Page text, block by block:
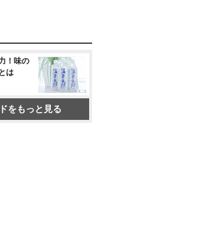
！味の
は
をもっと見る